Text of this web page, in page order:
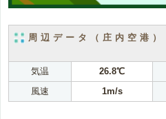
周辺データ（庄内空港）
気温 26.8℃
風速
1m/s